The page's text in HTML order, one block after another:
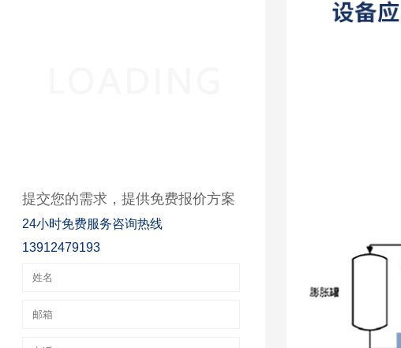
提交您的需求，提供免费报价方案
24小时免费服务咨询热线
13912479193